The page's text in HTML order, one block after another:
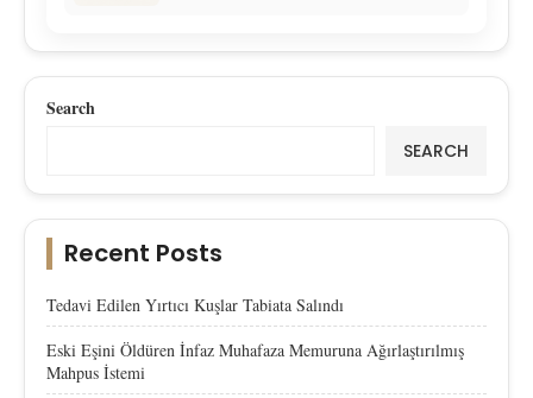
Search
SEARCH
Recent Posts
Tedavi Edilen Yırtıcı Kuşlar Tabiata Salındı
Eski Eşini Öldüren İnfaz Muhafaza Memuruna Ağırlaştırılmış
Mahpus İstemi